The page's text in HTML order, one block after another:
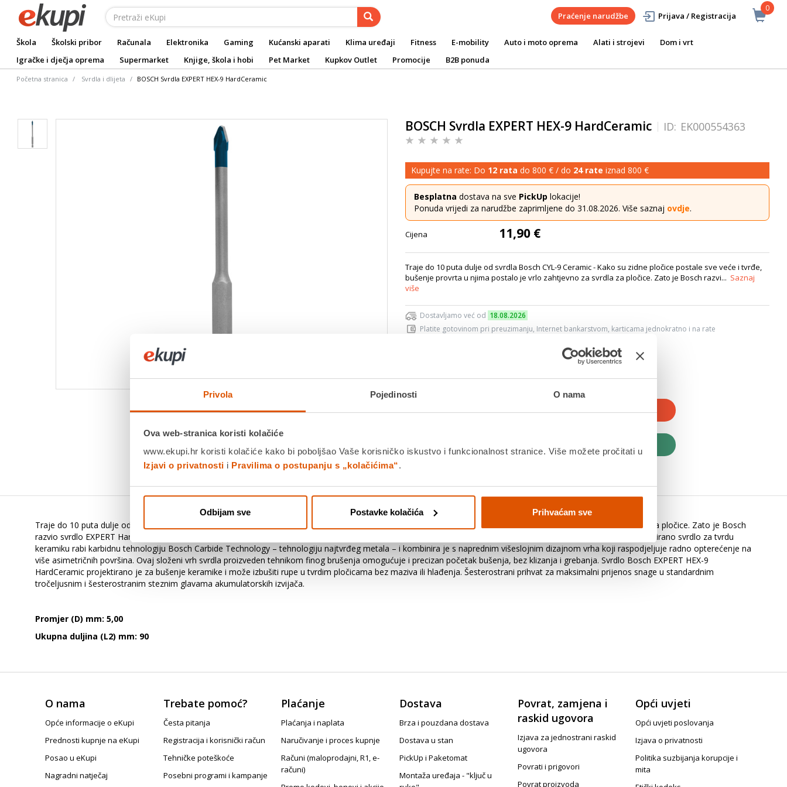
Privola Pojedinosti O nama
Ova web-stranica koristi kolačiće
www.ekupi.hr koristi kolačiće kako bi poboljšao Vaše korisničko iskustvo i funkcionalnost stranice. Više možete pročitati u
Izjavi o privatnosti i Pravilima o postupanju s „kolačićima“.
Odbijam sve Postavke kolačića Prihvaćam sve
0
Praćenje narudžbe Prijava / Registracija
Škola Školski pribor Računala Elektronika Gaming Kućanski aparati Klima uređaji Fitness E-mobility Auto i moto oprema Alati i strojevi
Dom i vrt
Igračke i dječja oprema
Supermarket Knjige, škola i hobi Pet Market Kupkov Outlet Promocije B2B ponuda
Početna stranica Svrdla i dlijeta BOSCH Svrdla EXPERT HEX-9 HardCeramic
Povucite preko slike za zoom
BOSCH Svrdla EXPERT HEX-9 HardCeramic ID: EK000554363
Kupujte na rate: Do 12 rata do 800 € / do 24 rate iznad 800 €
Besplatna dostava na sve PickUp lokacije!
Ponuda vrijedi za narudžbe zaprimljene do 31.08.2026. Više saznaj ovdje.
Cijena 11,90 €
Traje do 10 puta dulje od svrdla Bosch CYL-9 Ceramic - Kako su zidne pločice postale sve veće i tvrđe,
bušenje provrta u njima postalo je vrlo zahtjevno za svrdla za pločice. Zato je Bosch razvi... Saznaj
više
Dostavljamo već od 18.08.2026
Platite gotovinom pri preuzimanju, Internet bankarstvom, karticama jednokratno i na rate
DODAJTE U KOŠARICU
Traje do 10 puta dulje od svrdla Bosch CYL-9 Ceramic - Kako su zidne pločice postale sve veće i tvrđe, bušenje provrta u njima postalo je vrlo zahtjevno za svrdla za pločice. Zato je Bosch
razvio svrdlo EXPERT HardCeramic koje je prikladno za suho bušenje tvrde keramike i koje traje mnogo dulje od našeg standardnog svrdla za pločice. Ovo specijalizirano svrdlo za tvrdu
keramiku rabi karbidnu tehnologiju Bosch Carbide Technology – tehnologiju najtvrđeg metala – i kombinira je s naprednim višeslojnim dizajnom vrha koji raspodjeljuje radno opterećenje na
više asimetričnih površina. Ovaj složeni vrh svrdla proizveden tehnikom finog brušenja omogućuje i precizan početak bušenja, bez klizanja i grebanja. Svrdlo Bosch EXPERT HEX-9
HardCeramic projektirano je za bušenje keramike i može izbušiti rupe u tvrdim pločicama bez maziva ili hlađenja. Šesterostrani prihvat za maksimalni prijenos snage u standardnim
tročeljusnim i šesterostranim steznim glavama akumulatorskih izvijača.
Promjer (D) mm: 5,00
Ukupna duljina (L2) mm: 90
O nama
Opće informacije o eKupi
Prednosti kupnje na eKupi
Posao u eKupi
Nagradni natječaj
Trebate pomoć?
Česta pitanja
Registracija i korisnički račun
Tehničke poteškoće
Posebni programi i kampanje
Plaćanje
Plaćanja i naplata
Naručivanje i proces kupnje
Računi (maloprodajni, R1, e-
računi)
Dostava
Brza i pouzdana dostava
Dostava u stan
PickUp i Paketomat
Montaža uređaja - "ključ u
Povrat, zamjena i
raskid ugovora
Izjava za jednostrani raskid
ugovora
Povrati i prigovori
Povrat proizvoda
Opći uvjeti
Opći uvjeti poslovanja
Izjava o privatnosti
Politika suzbijanja korupcije i
mita